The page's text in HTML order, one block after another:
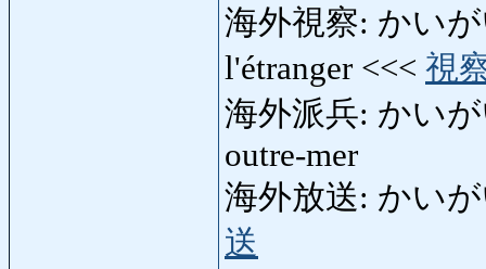
海外視察: かいが
l'étranger <<< 視
海外派兵: かいが
outre-mer
海外放送: かいが
送